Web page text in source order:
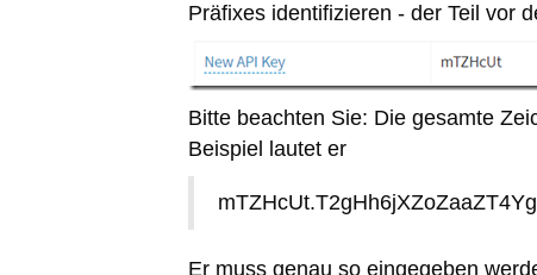
Präfixes identifizieren - der Teil vor
Bitte beachten Sie: Die gesamte
Beispiel lautet er
Er muss genau so eingegeben